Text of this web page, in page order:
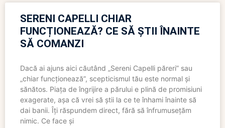
SERENI CAPELLI CHIAR
FUNCȚIONEAZĂ? CE SĂ ȘTII ÎNAINTE
SĂ COMANZI
Dacă ai ajuns aici căutând „Sereni Capelli păreri” sau
„chiar funcționează”, scepticismul tău este normal și
sănătos. Piața de îngrijire a părului e plină de promisiuni
exagerate, așa că vrei să știi la ce te înhami înainte să
dai banii. Îți răspundem direct, fără să înfrumusețăm
nimic. Ce face și